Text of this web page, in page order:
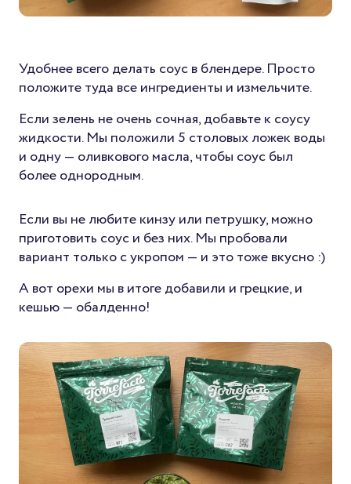
Удобнее всего делать соус в блендере. Просто
положите туда все ингредиенты и измельчите.
Если зелень не очень сочная, добавьте к соусу
жидкости. Мы положили 5 столовых ложек воды
и одну — оливкового масла, чтобы соус был
более однородным.
Если вы не любите кинзу или петрушку, можно
приготовить соус и без них. Мы пробовали
вариант только с укропом — и это тоже вкусно :)
А вот орехи мы в итоге добавили и грецкие, и
кешью — обалденно!